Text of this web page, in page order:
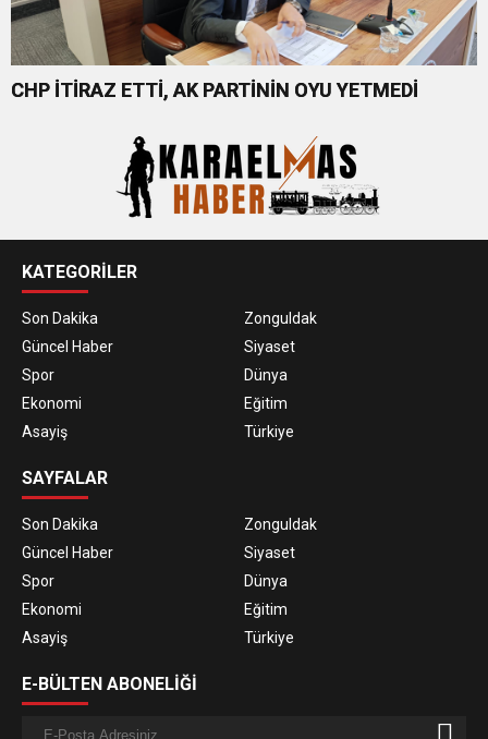
CHP İTİRAZ ETTİ, AK PARTİNİN OYU YETMEDİ
KATEGORİLER
Son Dakika
Zonguldak
Güncel Haber
Siyaset
Spor
Dünya
Ekonomi
Eğitim
Asayiş
Türkiye
SAYFALAR
Son Dakika
Zonguldak
Güncel Haber
Siyaset
Spor
Dünya
Ekonomi
Eğitim
Asayiş
Türkiye
E-BÜLTEN ABONELİĞİ